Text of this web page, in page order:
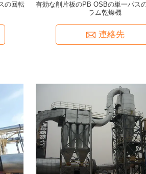
の回転
有効な削片板のPB OSBの単一パス
ラム乾燥機
連絡先